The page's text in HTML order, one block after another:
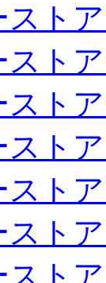
スト
スト
スト
スト
スト
スト
スト